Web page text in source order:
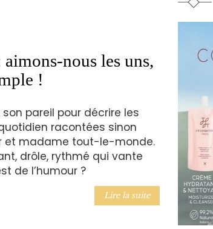
nous les uns,
!
pareil pour décrire les
racontées sinon
et madame tout-le-monde.
drôle, rythmé qui vante
de l’humour ?
Lire la suite